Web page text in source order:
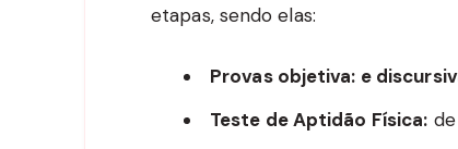
etapas, sendo elas:
Provas objetiva: e
Teste de Aptidão Física: